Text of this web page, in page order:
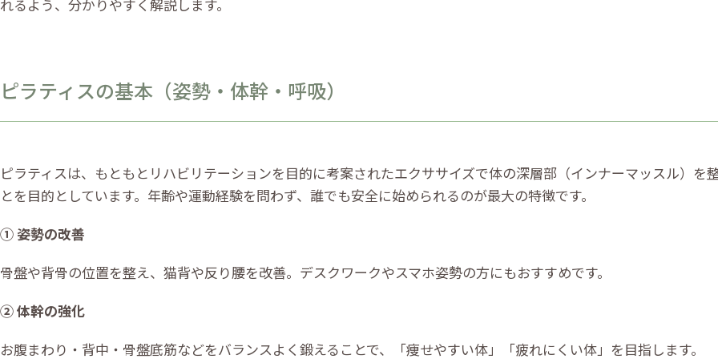
れるよう、分かりやすく解説します。
ピラティスの基本（姿勢・体幹・呼吸）
ピラティスは、もともとリハビリテーションを目的に考案されたエクササイズで体の深層部（インナーマッスル）を
とを目的としています。年齢や運動経験を問わず、誰でも安全に始められるのが最大の特徴です。
① 姿勢の改善
骨盤や背骨の位置を整え、猫背や反り腰を改善。デスクワークやスマホ姿勢の方にもおすすめです。
② 体幹の強化
お腹まわり・背中・骨盤底筋などをバランスよく鍛えることで、「痩せやすい体」「疲れにくい体」を目指します。